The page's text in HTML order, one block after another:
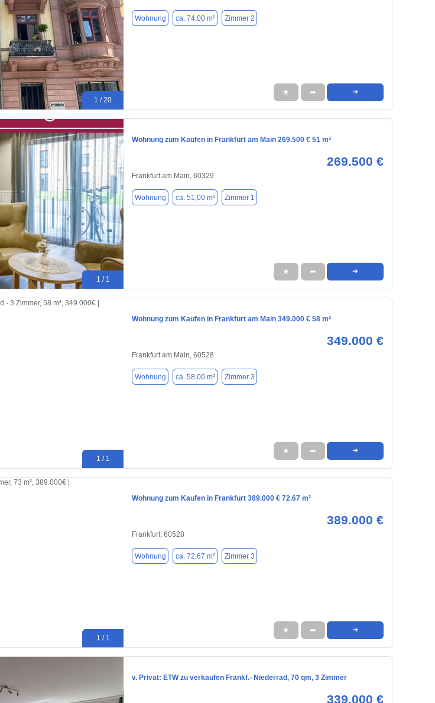
1 / 20
Wohnung ca. 74,00 m² Zimmer 2
★ ➦ ➜
1 / 1
Wohnung zum Kaufen in Frankfurt am Main 269.500 € 51 m²
269.500 €
Frankfurt am Main, 60329
Wohnung ca. 51,00 m² Zimmer 1
★ ➦ ➜
1 / 1
Wohnung zum Kaufen in Frankfurt am Main 349.000 € 58 m²
349.000 €
Frankfurt am Main, 60528
Wohnung ca. 58,00 m² Zimmer 3
★ ➦ ➜
1 / 1
Wohnung zum Kaufen in Frankfurt 389.000 € 72.67 m²
389.000 €
Frankfurt, 60528
Wohnung ca. 72,67 m² Zimmer 3
★ ➦ ➜
v. Privat: ETW zu verkaufen Frankf.- Niederrad, 70 qm, 3 Zimmer
339.000 €